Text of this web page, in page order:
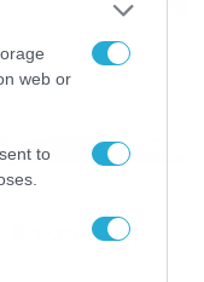
web or
to
θα σας